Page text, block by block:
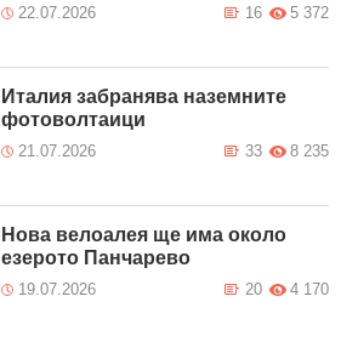
22.07.2026 5 372
16
Италия забранява наземните
фотоволтаици
21.07.2026 8 235
33
Нова велоалея ще има около
езерото Панчарево
19.07.2026 4 170
20